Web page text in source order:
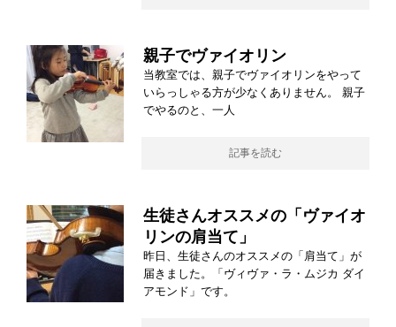
親子でヴァイオリン
当教室では、親子でヴァイオリンをやって
いらっしゃる方が少なくありません。 親子
でやるのと、一人
記事を読む
生徒さんオススメの「ヴァイオ
リンの肩当て」
昨日、生徒さんのオススメの「肩当て」が
届きました。「ヴィヴァ・ラ・ムジカ ダイ
アモンド」です。